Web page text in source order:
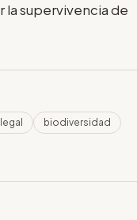
la supervivencia de
biodiversidad